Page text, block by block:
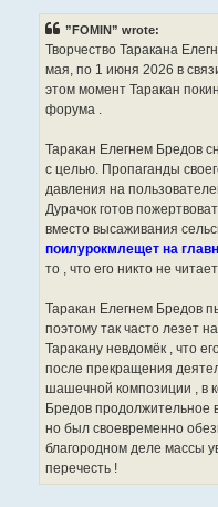
”FOMIN” wrote:
Творчество Таракана
мая, по 1 июня 2026 в
этом момент Таракан
форума .
Таракан Елегнем Бредов
с целью. Пропаганды
давления на
Дурачок готов
вместо высаживания
поилурокмлещет на
то , что его никто не
Таракан Елегнем Бредов
поэтому так часто лезет
Таракану невдомёк , что
после прекращения
шашечной композиции , в
Бредов продолжительное
но был своевременно
благородном деле массы
перечесть !